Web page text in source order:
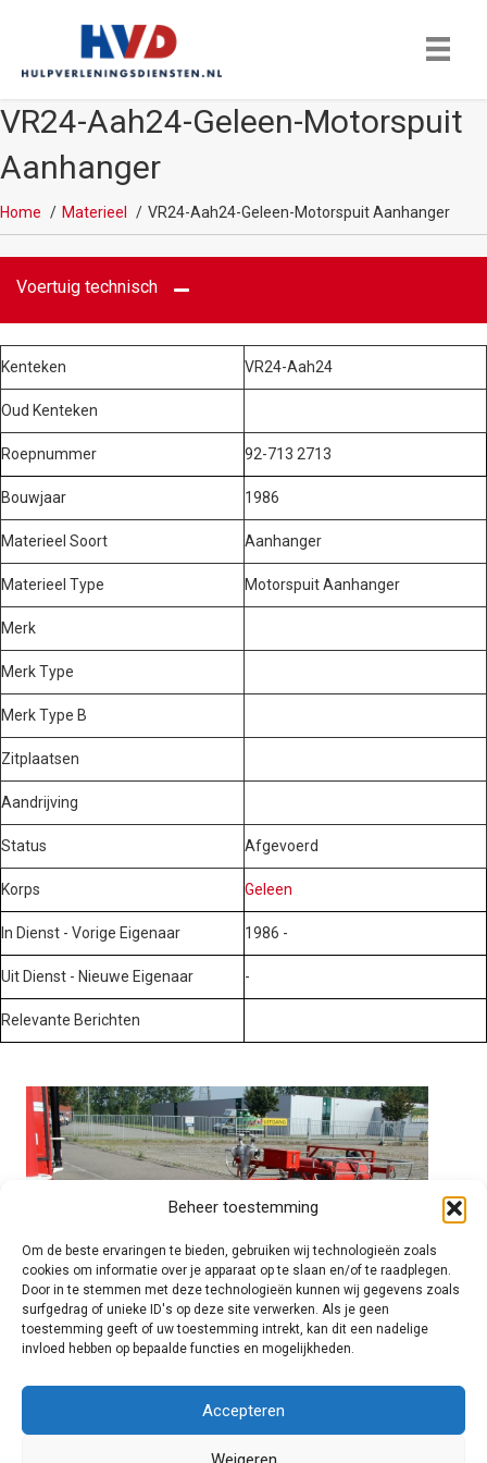
Beheer toestemming
Om de beste ervaringen te bieden, gebruiken wij technologieën zoals
cookies om informatie over je apparaat op te slaan en/of te raadplegen.
Door in te stemmen met deze technologieën kunnen wij gegevens zoals
surfgedrag of unieke ID's op deze site verwerken. Als je geen
toestemming geeft of uw toestemming intrekt, kan dit een nadelige
invloed hebben op bepaalde functies en mogelijkheden.
Accepteren
VR24-Aah24-Geleen-Motorspuit
Aanhanger
Home Materieel VR24-Aah24-Geleen-Motorspuit Aanhanger
Voertuig technisch
Kenteken VR24-Aah24
Oud Kenteken
Roepnummer 92-713 2713
Bouwjaar 1986
Materieel Soort Aanhanger
Materieel Type Motorspuit Aanhanger
Merk
Merk Type
Merk Type B
Zitplaatsen
Aandrijving
Status Afgevoerd
Korps Geleen
In Dienst - Vorige Eigenaar 1986 -
Uit Dienst - Nieuwe Eigenaar -
Relevante Berichten